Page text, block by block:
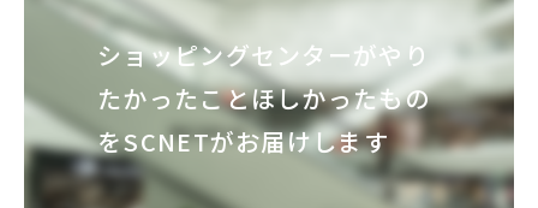
ショッピングセンターがやり
たかったことほしかったもの
をSCNETがお届けします